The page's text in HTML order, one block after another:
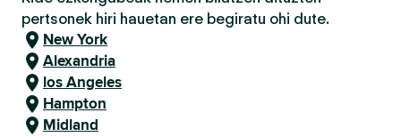
pertsonek hiri hauetan ere begiratu ohi dute.
New York
Alexandria
los Angeles
Hampton
Midland